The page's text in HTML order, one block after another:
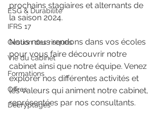
ESG & Durabilité
IFRS 17
Gestion des risques
Vie du cabinet
Formations
Offres
Décryptages
prochains stagiaires et alternants de
la saison 2024.
Nous nous rendons dans vos écoles
pour vous faire découvrir notre
cabinet ainsi que notre équipe. Venez
explorer nos différentes activités et
les valeurs qui animent notre cabinet,
représentées par nos consultants.